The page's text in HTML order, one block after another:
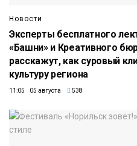
Новости
Эксперты бесплатного
«Башни» и Креативного
расскажут, как суровый
культуру региона
11:05 05 августа 538